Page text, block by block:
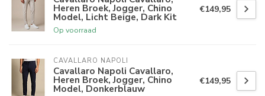
Heren Broek, Jogger, Chino
Model, Licht Beige, Dark Kit
Op voorraad
€149,95
CAVALLARO NAPOLI
Cavallaro Napoli Cavallaro,
Heren Broek, Jogger, Chino
Model, Donkerblauw
€149,95